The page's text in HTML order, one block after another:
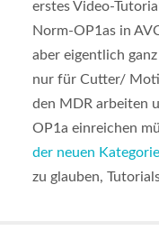
erstes Video-
Norm-OP1as in
aber eigentlich
nur für Cutter/
den MDR arbeiten
OP1a einreichen
der neuen Kategorie
zu glauben,